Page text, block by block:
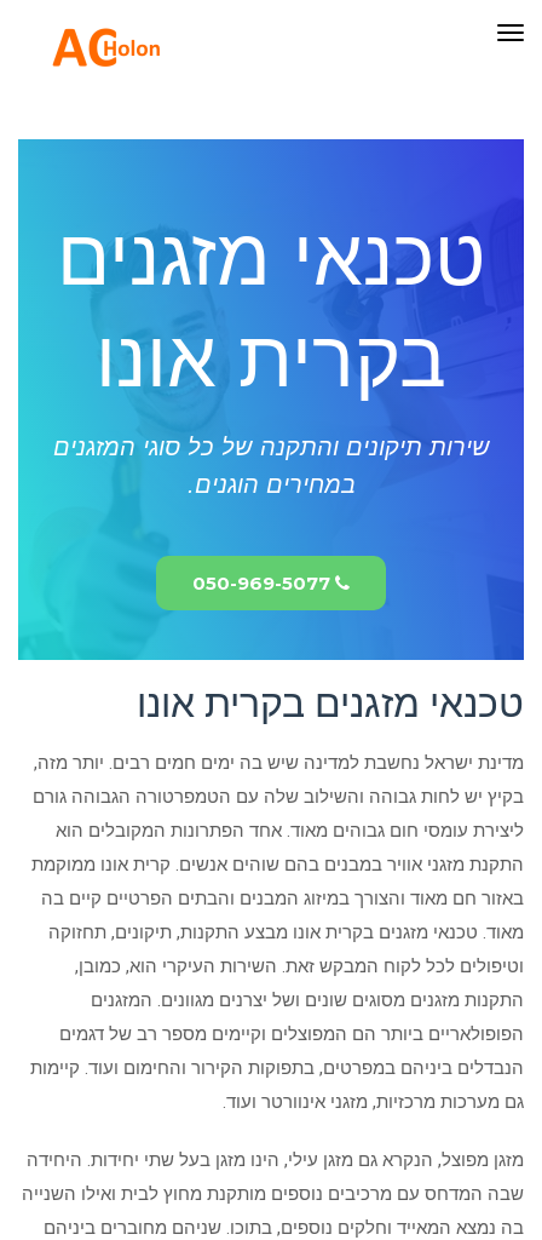
תפריט
טכנאי מזגנים
בקרית אונו
שירות תיקונים והתקנה של כל סוגי המזגנים
במחירים הוגנים.
050-969-5077
טכנאי מזגנים בקרית אונו
מדינת ישראל נחשבת למדינה שיש בה ימים חמים רבים. יותר מזה,
בקיץ יש לחות גבוהה והשילוב שלה עם הטמפרטורה הגבוהה גורם
ליצירת עומסי חום גבוהים מאוד. אחד הפתרונות המקובלים הוא
התקנת מזגני אוויר במבנים בהם שוהים אנשים. קרית אונו ממוקמת
באזור חם מאוד והצורך במיזוג המבנים והבתים הפרטיים קיים בה
מאוד. טכנאי מזגנים בקרית אונו מבצע התקנות, תיקונים, תחזוקה
וטיפולים לכל לקוח המבקש זאת. השירות העיקרי הוא, כמובן,
התקנות מזגנים מסוגים שונים ושל יצרנים מגוונים. המזגנים
הפופולאריים ביותר הם המפוצלים וקיימים מספר רב של דגמים
הנבדלים ביניהם במפרטים, בתפוקות הקירור והחימום ועוד. קיימות
גם מערכות מרכזיות, מזגני אינוורטר ועוד.
מזגן מפוצל, הנקרא גם מזגן עילי, הינו מזגן בעל שתי יחידות. היחידה
שבה המדחס עם מרכיבים נוספים מותקנת מחוץ לבית ואילו השנייה
בה נמצא המאייד וחלקים נוספים, בתוכו. שניהם מחוברים ביניהם